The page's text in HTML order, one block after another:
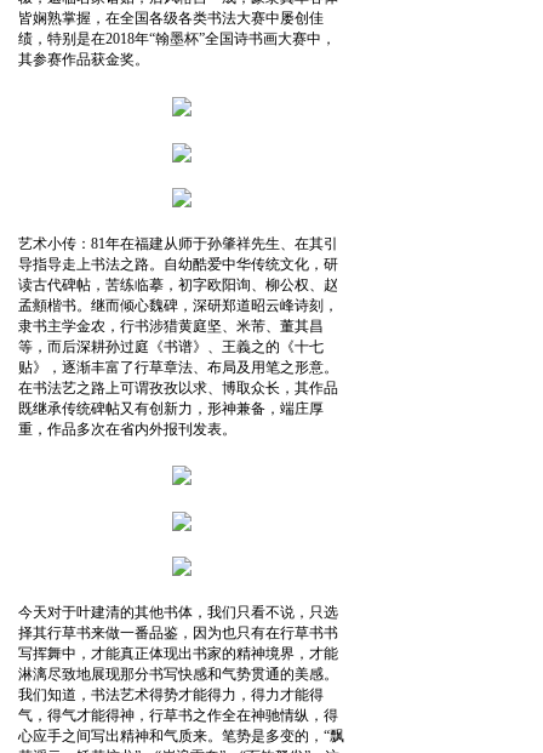
皆娴熟掌握，在全国各级各类书法大赛中屡创佳
绩，特别是在2018年“翰墨杯”全国诗书画大赛中，
其参赛作品获金奖。
艺术小传：81年在福建从师于孙肇祥先生、在其引
导指导走上书法之路。自幼酷爱中华传统文化，研
读古代碑帖，苦练临摹，初字欧阳询、柳公权、赵
孟頫楷书。继而倾心魏碑，深研郑道昭云峰诗刻，
隶书主学金农，行书涉猎黄庭坚、米芾、董其昌
等，而后深耕孙过庭《书谱》、王義之的《十七
贴》，逐渐丰富了行草章法、布局及用笔之形意。
在书法艺之路上可谓孜孜以求、博取众长，其作品
既继承传统碑帖又有创新力，形神兼备，端庄厚
重，作品多次在省内外报刊发表。
今天对于叶建清的其他书体，我们只看不说，只选
择其行草书来做一番品鉴，因为也只有在行草书书
写挥舞中，才能真正体现出书家的精神境界，才能
淋漓尽致地展现那分书写快感和气势贯通的美感。
我们知道，书法艺术得势才能得力，得力才能得
气，得气才能得神，行草书之作全在神驰情纵，得
心应手之间写出精神和气质来。笔势是多变的，“飘